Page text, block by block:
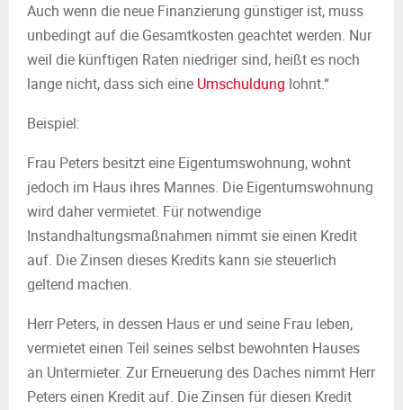
Auch wenn die neue Finanzierung günstiger ist, muss
unbedingt auf die Gesamtkosten geachtet werden. Nur
weil die künftigen Raten niedriger sind, heißt es noch
lange nicht, dass sich eine Umschuldung lohnt.“
Beispiel:
Frau Peters besitzt eine Eigentumswohnung, wohnt
jedoch im Haus ihres Mannes. Die Eigentumswohnung
wird daher vermietet. Für notwendige
Instandhaltungsmaßnahmen nimmt sie einen Kredit
auf. Die Zinsen dieses Kredits kann sie steuerlich
geltend machen.
Herr Peters, in dessen Haus er und seine Frau leben,
vermietet einen Teil seines selbst bewohnten Hauses
an Untermieter. Zur Erneuerung des Daches nimmt Herr
Peters einen Kredit auf. Die Zinsen für diesen Kredit